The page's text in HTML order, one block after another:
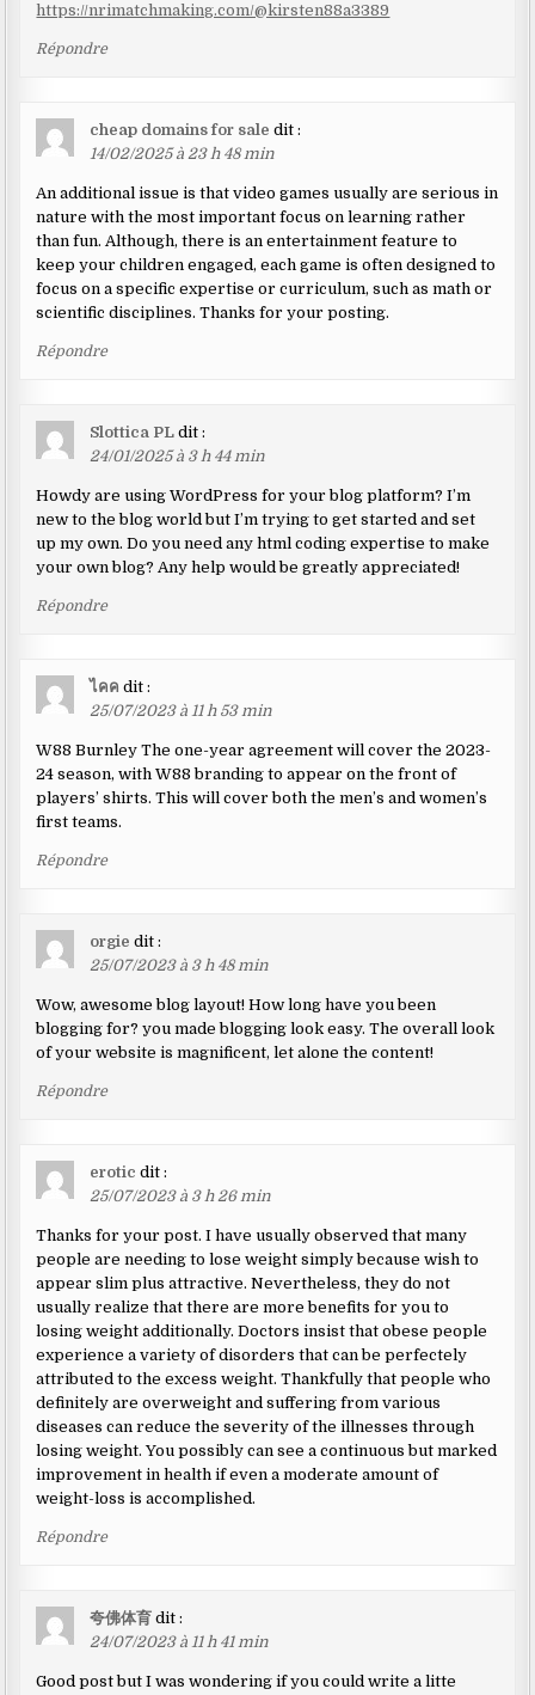
https://nrimatchmaking.com/@kirsten88a3389
Répondre
cheap domains for sale dit :
14/02/2025 à 23 h 48 min
An additional issue is that video games usually are serious in
nature with the most important focus on learning rather
than fun. Although, there is an entertainment feature to
keep your children engaged, each game is often designed to
focus on a specific expertise or curriculum, such as math or
scientific disciplines. Thanks for your posting.
Répondre
Slottica PL dit :
24/01/2025 à 3 h 44 min
Howdy are using WordPress for your blog platform? I’m
new to the blog world but I’m trying to get started and set
up my own. Do you need any html coding expertise to make
your own blog? Any help would be greatly appreciated!
Répondre
ไคค dit :
25/07/2023 à 11 h 53 min
W88 Burnley The one-year agreement will cover the 2023-
24 season, with W88 branding to appear on the front of
players’ shirts. This will cover both the men’s and women’s
first teams.
Répondre
orgie dit :
25/07/2023 à 3 h 48 min
Wow, awesome blog layout! How long have you been
blogging for? you made blogging look easy. The overall look
of your website is magnificent, let alone the content!
Répondre
erotic dit :
25/07/2023 à 3 h 26 min
Thanks for your post. I have usually observed that many
people are needing to lose weight simply because wish to
appear slim plus attractive. Nevertheless, they do not
usually realize that there are more benefits for you to
losing weight additionally. Doctors insist that obese people
experience a variety of disorders that can be perfectely
attributed to the excess weight. Thankfully that people who
definitely are overweight and suffering from various
diseases can reduce the severity of the illnesses through
losing weight. You possibly can see a continuous but marked
improvement in health if even a moderate amount of
weight-loss is accomplished.
Répondre
夸佛体育 dit :
24/07/2023 à 11 h 41 min
Good post but I was wondering if you could write a litte